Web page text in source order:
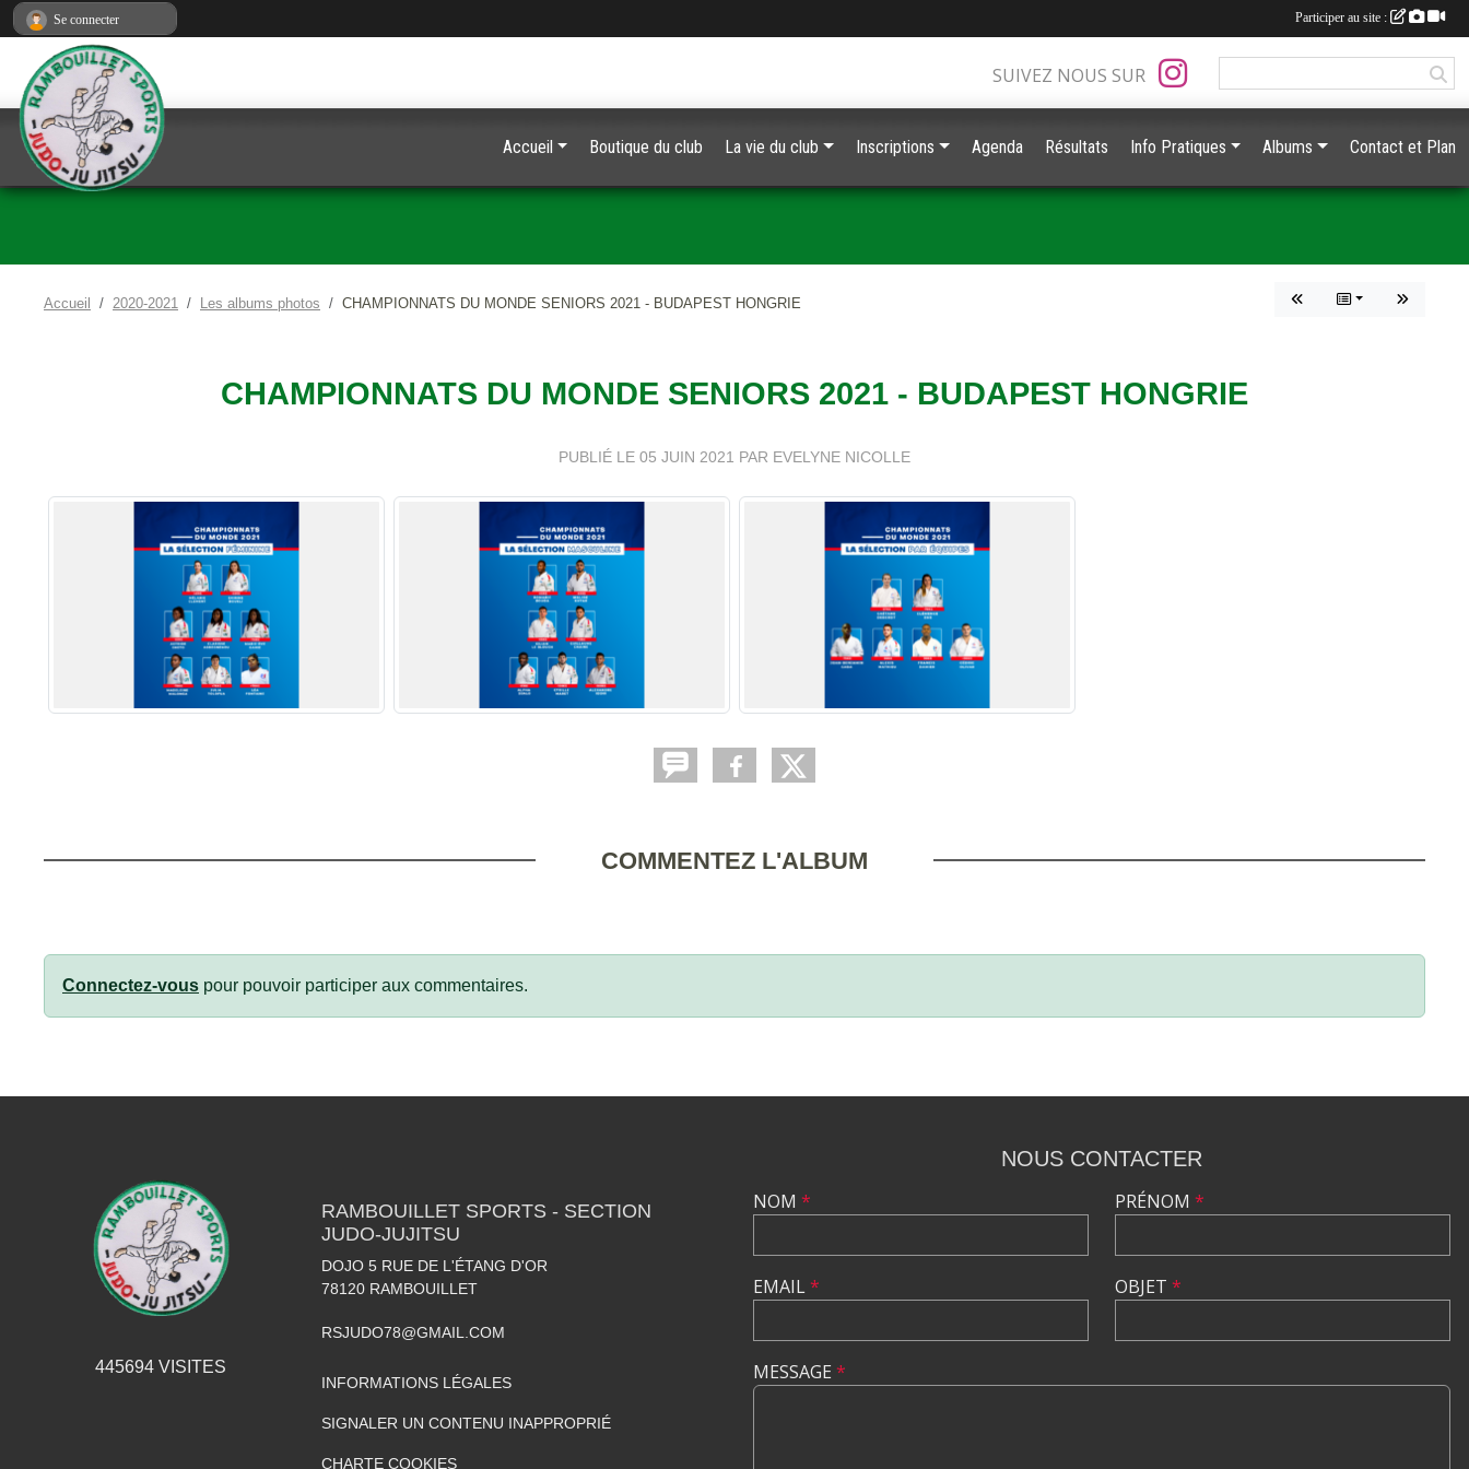
Accueil 2020-2021 Les albums photos CHAMPIONNATS DU MONDE SENIORS 2021 - BUDAPEST HONGRIE
CHAMPIONNATS DU MONDE SENIORS 2021 - BUDAPEST HONGRIE
PUBLIÉ LE 05 JUIN 2021 PAR EVELYNE NICOLLE
COMMENTEZ L'ALBUM
Connectez-vous pour pouvoir participer aux commentaires.
SUIVEZ NOUS SUR
Accueil Boutique du club La vie du club Inscriptions Agenda Résultats Info Pratiques Albums Contact et Plan
445694 VISITES
RAMBOUILLET SPORTS - SECTION
JUDO-JUJITSU
DOJO 5 RUE DE L'ÉTANG D'OR
78120 RAMBOUILLET
RSJUDO78@GMAIL.COM
INFORMATIONS LÉGALES
SIGNALER UN CONTENU INAPPROPRIÉ
CHARTE COOKIES
NOUS CONTACTER
NOM *
EMAIL*
PRÉNOM *
OBJET *
MESSAGE *
Se connecter Participer au site :
Panneau de gestion des cookies